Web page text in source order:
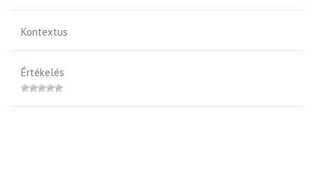
Kontextus
Értékelés